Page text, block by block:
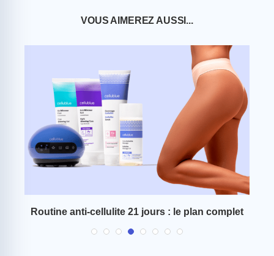
VOUS AIMEREZ AUSSI...
Routine anti-cellulite 21 jours : le plan complet